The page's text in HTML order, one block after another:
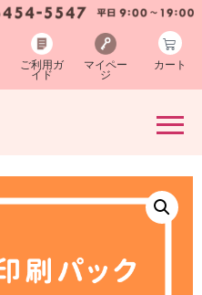
ご利用ガ
イド
マイペー
ジ
カート